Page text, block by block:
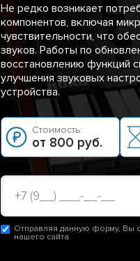
Не редко возникает
компонентов, включая
чувствительности, что
звуков. Работы по
восстановлению функций
улучшения звуковых
устройства.
Стоимость:
от 800 руб.
Отправляя данную форму, Вы
нашего сайта